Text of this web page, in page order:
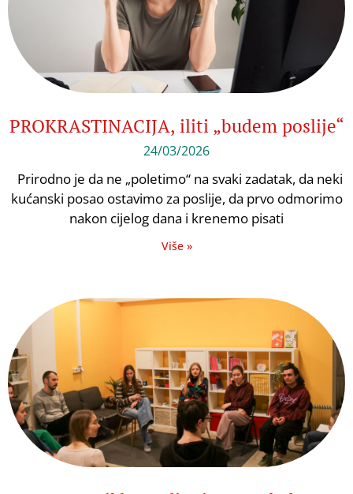
PROKRASTINACIJA, iliti „budem poslije“
24/03/2026
Prirodno je da ne „poletimo“ na svaki zadatak, da neki
kućanski posao ostavimo za poslije, da prvo odmorimo
nakon cijelog dana i krenemo pisati
Više »